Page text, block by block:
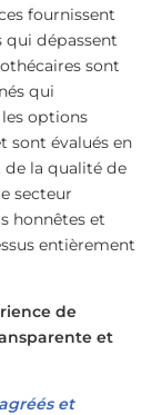
fournissent
qui dépassent
sont
qui
options
sont évalués en
la qualité de
secteur
honnêtes et
entièrement
de
et
et